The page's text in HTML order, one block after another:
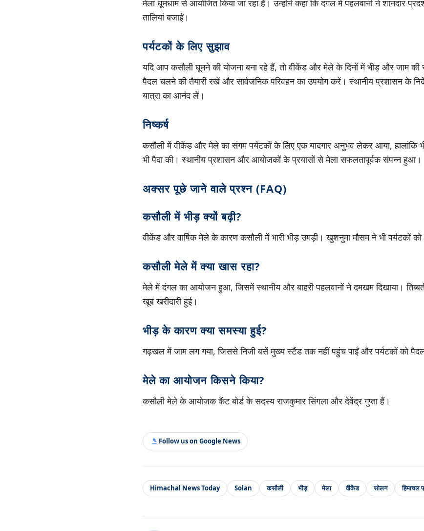
मेला धूमधाम से आयोजित किया जा रहा है। उन्होंने कहा कि दंगल में पहलवानों ने शानदार
तालियां बजाईं।
पर्यटकों के लिए सुझाव
यदि आप कसौली घूमने की योजना बना रहे हैं, तो वीकेंड और मेले के दिनों में भीड़ और जाम की
पैदल चलने की तैयारी रखें और सार्वजनिक परिवहन का उपयोग करें। स्थानीय प्रशासन के
यात्रा का आनंद लें।
निष्कर्ष
कसौली में वीकेंड और मेले का संगम पर्यटकों के लिए एक यादगार अनुभव लेकर आया,
भी पैदा की। स्थानीय प्रशासन और आयोजकों के प्रयासों से मेला सफलतापूर्वक संपन्न हुआ।
अक्सर पूछे जाने वाले प्रश्न (FAQ)
कसौली में भीड़ क्यों बढ़ी?
वीकेंड और वार्षिक मेले के कारण कसौली में भारी भीड़ उमड़ी। खुशनुमा मौसम ने भी पर्यटकों को
कसौली मेले में क्या खास रहा?
मेले में दंगल का आयोजन हुआ, जिसमें स्थानीय और बाहरी पहलवानों ने दमखम दिखाया।
खूब खरीदारी हुई।
भीड़ के कारण क्या समस्या हुई?
गढ़खल में जाम लग गया, जिससे निजी बसें मुख्य स्टैंड तक नहीं पहुंच पाईं और पर्यटकों को
मेले का आयोजन किसने किया?
कसौली मेले के आयोजक कैंट बोर्ड के सदस्य राजकुमार सिंगला और देवेंद्र गुप्ता हैं।
Follow us on Google News
Himachal News Today Solan कसौली भीड़ मेला वीकेंड सोलन हिमाचल